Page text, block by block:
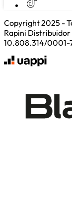
Copyright 2025 -
Rapini Distribuidor
10.808.314/0001-